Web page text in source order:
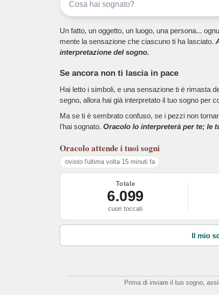
Un fatto, un oggetto, un luogo, una persona...
mente la sensazione che ciascuno ti ha lasciato.
interpretazione del sogno.
Se ancora non ti lascia in pace
Hai letto i simboli, e una sensazione ti è rimasta
segno, allora hai già interpretato il tuo sogno per
Ma se ti è sembrato confuso, se i pezzi non
l'hai sognato. Oracolo lo interpreterà per te; le
Oracolo attende i tuoi sogni
visto l'ultima volta 15 minuti fa
Totale
6.099
cuori toccati
Il mio
Prima di inviare il tuo sogno,